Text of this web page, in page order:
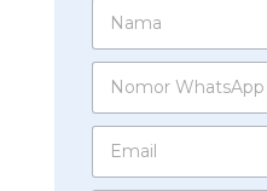
N
m
N
m
W
E
a